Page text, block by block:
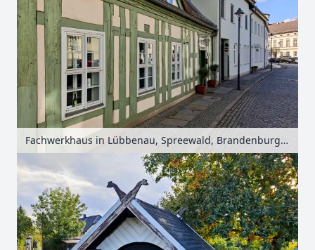
Fachwerkhaus in Lübbenau, Spreewald, Brandenburg, Deutschland